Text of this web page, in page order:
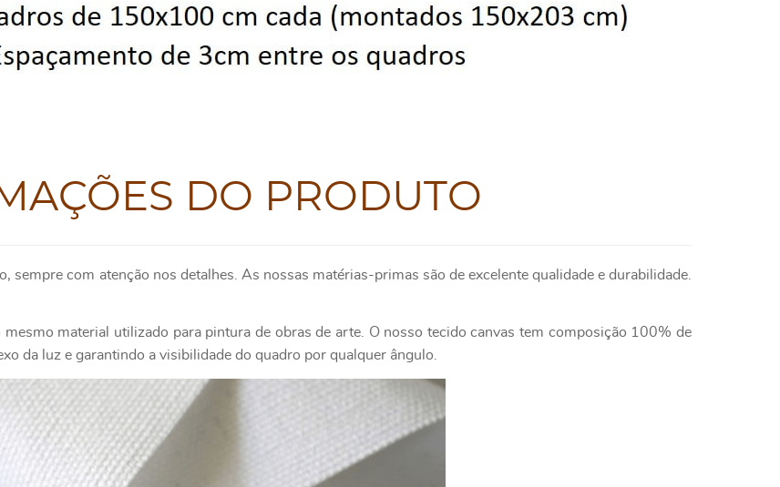
DO PRODUTO
com atenção nos detalhes. As nossas matérias-primas são de excelente qualidade e durabilidade.
material utilizado para pintura de obras de arte. O nosso tecido canvas tem composição 100% de
da luz e garantindo a visibilidade do quadro por qualquer ângulo.